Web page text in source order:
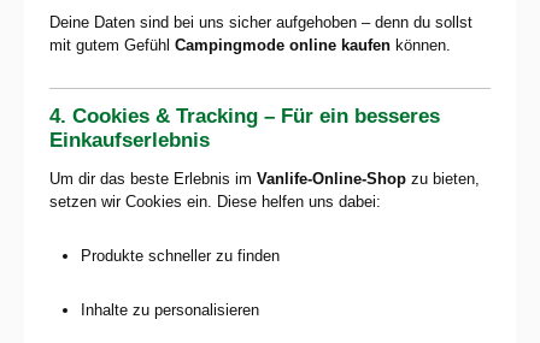
Deine Daten sind bei uns sicher aufgehoben – denn du sollst
mit gutem Gefühl Campingmode online kaufen können.
4. Cookies & Tracking – Für ein besseres
Einkaufserlebnis
Um dir das beste Erlebnis im Vanlife-Online-Shop zu bieten,
setzen wir Cookies ein. Diese helfen uns dabei:
Produkte schneller zu finden
Inhalte zu personalisieren